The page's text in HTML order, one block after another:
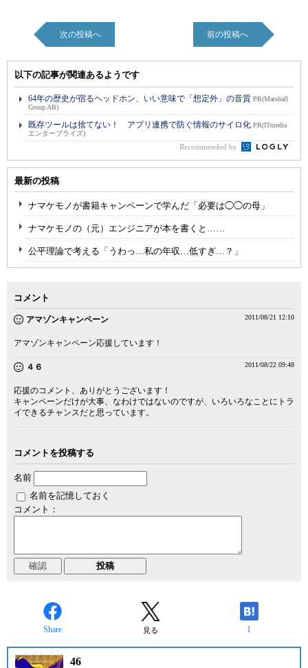
次の投稿へ 前の投稿へ
以下の記事が関連あるようです
64年の歴史が宿るヘッドホン、いい意味で「想定外」の音質 PR(Marshall
Group AB)
既存ツールは捨てない！ アプリ連携で防ぐ情報のサイロ化 PR(ITmedia
エンタープライズ)
Recommended by
最新の投稿
ナマケモノが書籍キャンペーンで学んだ「必要は◯◯の母」
ナマケモノの（元）エンジニアが本を書くと……
公平理論で考える「うわっ…私の年収…低すぎ…？」
コメント
アマゾンキャンペーン 2011/08/21 12:10
アマゾンキャンペーン応援しています！
４６ 2011/08/22 09:48
応援のコメント、ありがとうございます！
キャンペーンだけが大事、なわけではないのですが、いろいろなことにトラ
イできるチャンスだと思っています。
コメントを投稿する
名前
名前を記憶しておく
コメント：
Share 見る 1
46